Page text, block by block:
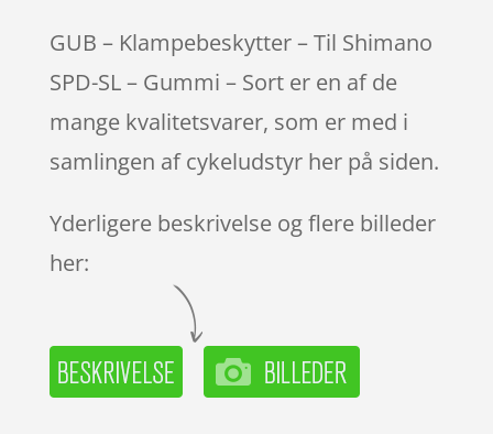
GUB – Klampebeskytter – Til Shimano
SPD-SL – Gummi – Sort er en af de
mange kvalitetsvarer, som er med i
samlingen af cykeludstyr her på siden.
Yderligere beskrivelse og flere billeder
her: